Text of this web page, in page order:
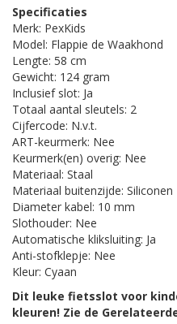
Specificaties
Merk: PexKids
Model: Flappie de Waakhond
Lengte: 58 cm
Gewicht: 124 gram
Inclusief slot: Ja
Totaal aantal sleutels: 2
Cijfercode: N.v.t.
ART-keurmerk: Nee
Keurmerk(en) overig: Nee
Materiaal: Staal
Materiaal buitenzijde: Siliconen
Diameter kabel: 10 mm
Slothouder: Nee
Automatische kliksluiting: Ja
Anti-stofklepje: Nee
Kleur: Cyaan
Dit leuke fietsslot voor
kleuren! Zie de